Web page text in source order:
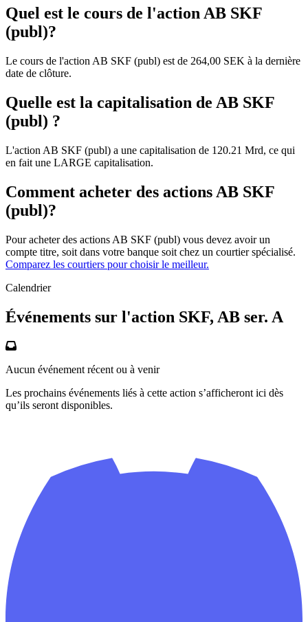
Quel est le cours de l'action AB SKF
(publ)?
Le cours de l'action AB SKF (publ) est de 264,00 SEK à la dernière
date de clôture.
Quelle est la capitalisation de AB SKF
(publ) ?
L'action AB SKF (publ) a une capitalisation de 120.21 Mrd, ce qui
en fait une LARGE capitalisation.
Comment acheter des actions AB SKF
(publ)?
Pour acheter des actions AB SKF (publ) vous devez avoir un
compte titre, soit dans votre banque soit chez un courtier spécialisé.
Comparez les courtiers pour choisir le meilleur.
Calendrier
Événements sur l'action SKF, AB ser. A
Aucun événement récent ou à venir
Les prochains événements liés à cette action s’afficheront ici dès
qu’ils seront disponibles.